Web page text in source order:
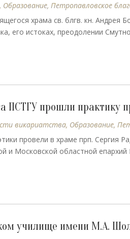
Образование, Петропавловское
храма св. блгв. кн. Андрея
его истоках, преодолении
ПСТГУ прошли практику
викариатства, Образование,
провели в храме прп. Сергия
и Московской областной
училище имени М.А.